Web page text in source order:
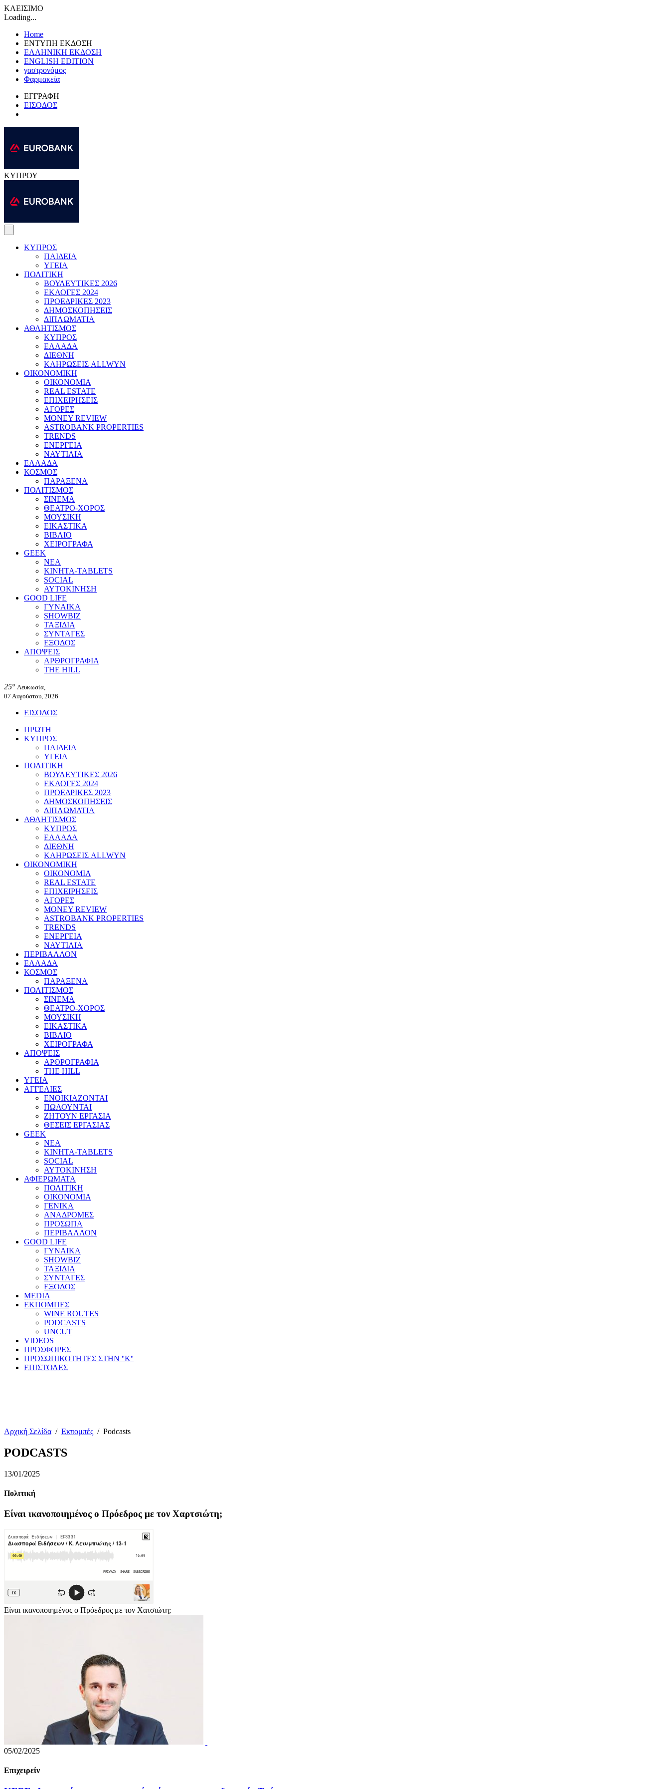
ΚΛΕΙΣΙΜΟ
Loading...
Home
ΕΝΤΥΠΗ ΕΚΔΟΣΗ
ΕΛΛΗΝΙΚΗ ΕΚΔΟΣΗ
ENGLISH EDITION
γαστρονόμος
Φαρμακεία
ΕΓΓΡΑΦΗ
ΕΙΣΟΔΟΣ
ΚΥΠΡΟΥ
ΚΥΠΡΟΣ
ΠΑΙΔΕΙΑ
ΥΓΕΙΑ
ΠΟΛΙΤΙΚΗ
ΒΟΥΛΕΥΤΙΚΕΣ 2026
ΕΚΛΟΓΕΣ 2024
ΠΡΟΕΔΡΙΚΕΣ 2023
ΔΗΜΟΣΚΟΠΗΣΕΙΣ
ΔΙΠΛΩΜΑΤΙΑ
ΑΘΛΗΤΙΣΜΟΣ
ΚΥΠΡΟΣ
ΕΛΛΑΔΑ
ΔΙΕΘΝΗ
ΚΛΗΡΩΣΕΙΣ ALLWYN
ΟΙΚΟΝΟΜΙΚΗ
ΟΙΚΟΝΟΜΙΑ
REAL ESTATE
ΕΠΙΧΕΙΡΗΣΕΙΣ
ΑΓΟΡΕΣ
MONEY REVIEW
ASTROBANK PROPERTIES
TRENDS
ΕΝΕΡΓΕΙΑ
ΝΑΥΤΙΛΙΑ
ΕΛΛΑΔΑ
ΚΟΣΜΟΣ
ΠΑΡΑΞΕΝΑ
ΠΟΛΙΤΙΣΜΟΣ
ΣΙΝΕΜΑ
ΘΕΑΤΡΟ-ΧΟΡΟΣ
ΜΟΥΣΙΚΗ
ΕΙΚΑΣΤΙΚΑ
ΒΙΒΛΙΟ
ΧΕΙΡΟΓΡΑΦΑ
GEEK
ΝΕΑ
ΚΙΝΗΤΑ-TABLETS
SOCIAL
ΑΥΤΟΚΙΝΗΣΗ
GOOD LIFE
ΓΥΝΑΙΚΑ
SHOWBIZ
ΤΑΞΙΔΙΑ
ΣΥΝΤΑΓΕΣ
ΕΞΟΔΟΣ
ΑΠΟΨΕΙΣ
ΑΡΘΡΟΓΡΑΦΙΑ
THE HILL
25° Λευκωσία,
07 Αυγούστου, 2026
ΕΙΣΟΔΟΣ
ΠΡΩΤΗ
ΚΥΠΡΟΣ
ΠΑΙΔΕΙΑ
ΥΓΕΙΑ
ΠΟΛΙΤΙΚΗ
ΒΟΥΛΕΥΤΙΚΕΣ 2026
ΕΚΛΟΓΕΣ 2024
ΠΡΟΕΔΡΙΚΕΣ 2023
ΔΗΜΟΣΚΟΠΗΣΕΙΣ
ΔΙΠΛΩΜΑΤΙΑ
ΑΘΛΗΤΙΣΜΟΣ
ΚΥΠΡΟΣ
ΕΛΛΑΔΑ
ΔΙΕΘΝΗ
ΚΛΗΡΩΣΕΙΣ ALLWYN
ΟΙΚΟΝΟΜΙΚΗ
ΟΙΚΟΝΟΜΙΑ
REAL ESTATE
ΕΠΙΧΕΙΡΗΣΕΙΣ
ΑΓΟΡΕΣ
MONEY REVIEW
ASTROBANK PROPERTIES
TRENDS
ΕΝΕΡΓΕΙΑ
ΝΑΥΤΙΛΙΑ
ΠΕΡΙΒΑΛΛΟΝ
ΕΛΛΑΔΑ
ΚΟΣΜΟΣ
ΠΑΡΑΞΕΝΑ
ΠΟΛΙΤΙΣΜΟΣ
ΣΙΝΕΜΑ
ΘΕΑΤΡΟ-ΧΟΡΟΣ
ΜΟΥΣΙΚΗ
ΕΙΚΑΣΤΙΚΑ
ΒΙΒΛΙΟ
ΧΕΙΡΟΓΡΑΦΑ
ΑΠΟΨΕΙΣ
ΑΡΘΡΟΓΡΑΦΙΑ
THE HILL
ΥΓΕΙΑ
ΑΓΓΕΛΙΕΣ
ΕΝΟΙΚΙΑΖΟΝΤΑΙ
ΠΩΛΟΥΝΤΑΙ
ΖΗΤΟΥΝ ΕΡΓΑΣΙΑ
ΘΕΣΕΙΣ ΕΡΓΑΣΙΑΣ
GEEK
ΝΕΑ
ΚΙΝΗΤΑ-TABLETS
SOCIAL
ΑΥΤΟΚΙΝΗΣΗ
ΑΦΙΕΡΩΜΑΤΑ
ΠΟΛΙΤΙΚΗ
ΟΙΚΟΝΟΜΙΑ
ΓΕΝΙΚΑ
ΑΝΑΔΡΟΜΕΣ
ΠΡΟΣΩΠΑ
ΠΕΡΙΒΑΛΛΟΝ
GOOD LIFE
ΓΥΝΑΙΚΑ
SHOWBIZ
ΤΑΞΙΔΙΑ
ΣΥΝΤΑΓΕΣ
ΕΞΟΔΟΣ
MEDIA
ΕΚΠΟΜΠΕΣ
WINE ROUTES
PODCASTS
UNCUT
VIDEOS
ΠΡΟΣΦΟΡΕΣ
ΠΡΟΣΩΠΙΚΟΤΗΤΕΣ ΣΤΗΝ ''Κ''
ΕΠΙΣΤΟΛΕΣ
Αρχική Σελίδα / Εκπομπές / Podcasts
PODCASTS
13/01/2025
Πολιτική
Είναι ικανοποιημένος ο Πρόεδρος με τον Χαρτσιώτη;
Είναι ικανοποιημένος ο Πρόεδρος με τον Χατσιώτη;
05/02/2025
Επιχειρείν